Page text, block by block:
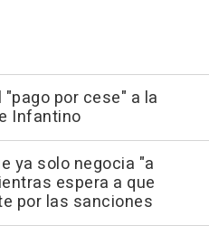
"pago por cese" a la
Infantino
ya solo negocia "a
espera a que
por las sanciones